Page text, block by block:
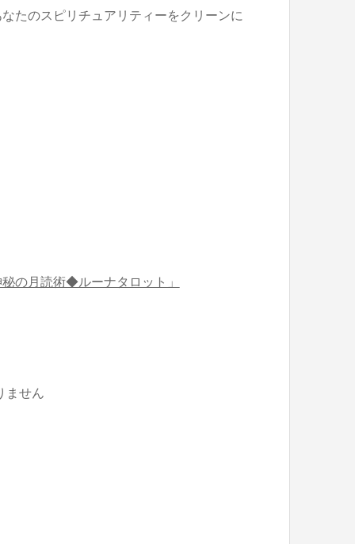
たのスピリチュアリティーをクリーンに
の月読術◆ルーナタロット」
せん